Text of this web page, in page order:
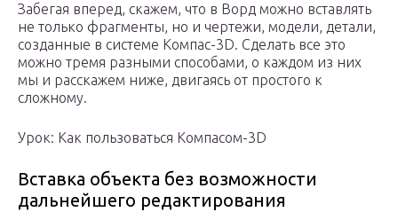
Забегая вперед, скажем, что в Ворд можно вставлять
не только фрагменты, но и чертежи, модели, детали,
созданные в системе Компас-3D. Сделать все это
можно тремя разными способами, о каждом из них
мы и расскажем ниже, двигаясь от простого к
сложному.
Урок: Как пользоваться Компасом-3D
Вставка объекта без возможности
дальнейшего редактирования